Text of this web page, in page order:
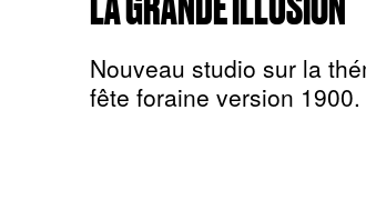
Nouveau studio sur la
fête foraine version 1900.